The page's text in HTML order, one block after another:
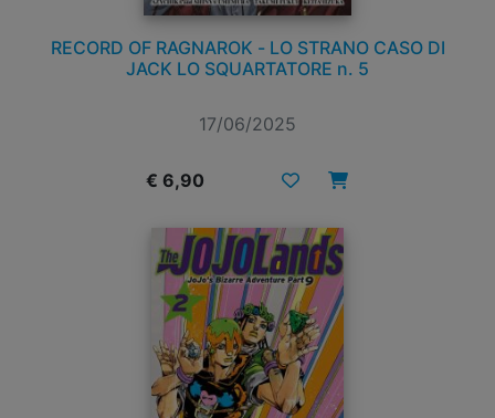
RECORD OF RAGNAROK - LO STRANO CASO DI
JACK LO SQUARTATORE n. 5
17/06/2025
€ 6,90